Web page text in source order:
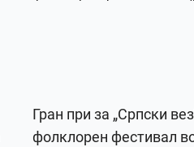
Гран при за „Српски
фолклорен фестивал